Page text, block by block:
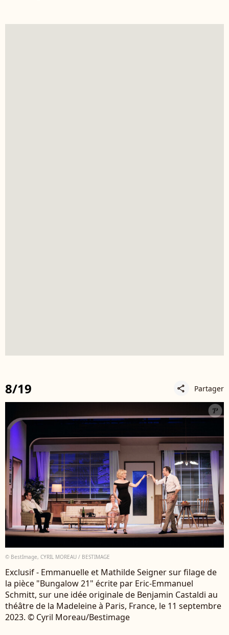
8/19 share Partager
© BestImage, CYRIL MOREAU / BESTIMAGE
Exclusif - Emmanuelle et Mathilde Seigner sur filage de
la pièce "Bungalow 21" écrite par Eric-Emmanuel
Schmitt, sur une idée originale de Benjamin Castaldi au
théâtre de la Madeleine à Paris, France, le 11 septembre
2023. © Cyril Moreau/Bestimage